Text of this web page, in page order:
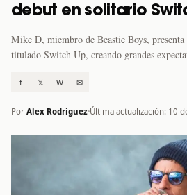
debut en solitario
Mike D, miembro de Beastie Boys,
titulado Switch Up, creando grandes
f 𝕏 W ✉
Por Alex Rodríguez Última actualización: 10